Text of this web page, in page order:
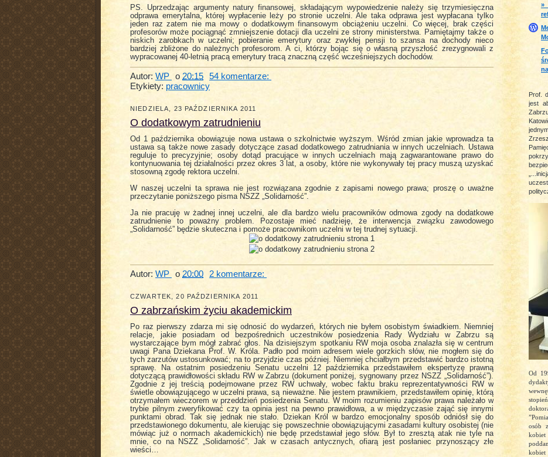
»
Prof.
jest
Od
osób
kobiet
PS. Uprzedzając argumenty natury finansowej, składającym wypowiedzenie należy się trzymiesięczna
odprawa emerytalna, której wypłacenie leży po stronie uczelni. Ale taka odprawa jest wypłacana tylko
jeden raz zatem nie ma mowy o dodatkowym finansowym obciążeniu uczelni. Co więcej, brak części
profesorów może pociągnąć zmniejszenie dotacji dla uczelni ze strony ministerstwa. Pamiętajmy także o
niskich zarobkach w uczelni; pobieranie emerytury oraz zwykłej pensji to szansa na dochody nieco
bardziej zbliżone do należnych profesorom. A ci, którzy bojąc się o własną przyszłość zrezygnowali z
wypracowanej 40-letnią pracą emerytury tracą znaczną część wcześniejszych dochodów.
Autor: WP o 20:15 54 komentarze:
Etykiety: pracownicy
NIEDZIELA, 23 PAŹDZIERNIKA 2011
O dodatkowym zatrudnieniu
Od 1 października obowiązuje nowa ustawa o szkolnictwie wyższym. Wśród zmian jakie wprowadza ta
ustawa są także nowe zasady dotyczące zasad dodatkowego zatrudniania w innych uczelniach. Ustawa
reguluje to precyzyjnie; osoby dotąd pracujące w innych uczelniach mają zagwarantowane prawo do
kontynuowania tej działalności przez okres 3 lat, a osoby, które nie wykonywały tej pracy muszą uzyskać
stosowną zgodę rektora uczelni.
W naszej uczelni ta sprawa nie jest rozwiązana zgodnie z zapisami nowego prawa; proszę o uważne
przeczytanie poniższego pisma NSZZ „Solidarność”.
Ja nie pracuję w żadnej innej uczelni, ale dla bardzo wielu pracowników odmowa zgody na dodatkowe
zatrudnienie to poważny problem. Pozostaje mieć nadzieję, że interwencja związku zawodowego
„Solidarność” będzie skuteczna i pomoże pracownikom uczelni w tej trudnej sytuacji.
Autor: WP o 20:00 2 komentarze:
CZWARTEK, 20 PAŹDZIERNIKA 2011
O zabrzańskim życiu akademickim
Po raz pierwszy zdarza mi się odnosić do wydarzeń, których nie byłem osobistym świadkiem. Niemniej
relacje, jakie posiadam od bezpośrednich uczestników posiedzenia Rady Wydziału w Zabrzu są
wystarczające bym mógł zabrać głos. Na dzisiejszym spotkaniu RW moja osoba znalazła się w centrum
uwagi Pana Dziekana Prof. W. Króla. Padło pod moim adresem wiele gorzkich słów, nie mogłem się do
tych zarzutów ustosunkować; na to przyjdzie czas później. Niemniej chciałbym przedstawić bardzo istotną
sprawę. Na ostatnim posiedzeniu Senatu uczelni 12 października przedstawiłem ekspertyzę prawną
dotyczącą prawidłowości składu RW w Zabrzu (dokument poniżej, sygnowany przez NSZZ „Solidarność”).
Zgodnie z jej treścią podejmowane przez RW uchwały, wobec faktu braku reprezentatywności RW w
świetle obowiązującego w uczelni prawa, są nieważne. Nie jestem prawnikiem, przedstawiłem opinię, którą
otrzymałem wieczorem w przeddzień posiedzenia Senatu. W moim rozumieniu zapisów prawa należało w
trybie pilnym zweryfikować czy ta opinia jest na pewno prawidłowa, a w międzyczasie zająć się innymi
punktami obrad. Tak się jednak nie stało. Dziekan Król w bardzo emocjonalny sposób odniósł się do
przedstawionego dokumentu, ale kierując się powszechnie obowiązującymi zasadami kultury osobistej (nie
mówiąc już o normach akademickich) nie będę przedstawiał jego słów. Był to zresztą atak nie tyle na
mnie, co na NSZZ „Solidarność”. Jak w czasach antycznych, ofiarą jest posłaniec przynoszący złe
wieści…